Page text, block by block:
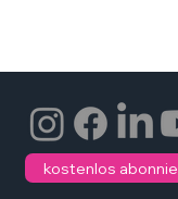
kostenlos